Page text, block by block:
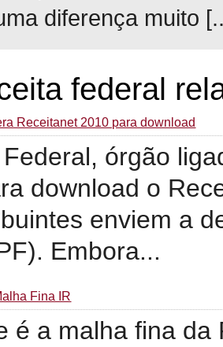
diferença muito
federal
Receitanet 2010 para download
órgão
download o
enviem a
Embora...
Fina IR
é a malha fina